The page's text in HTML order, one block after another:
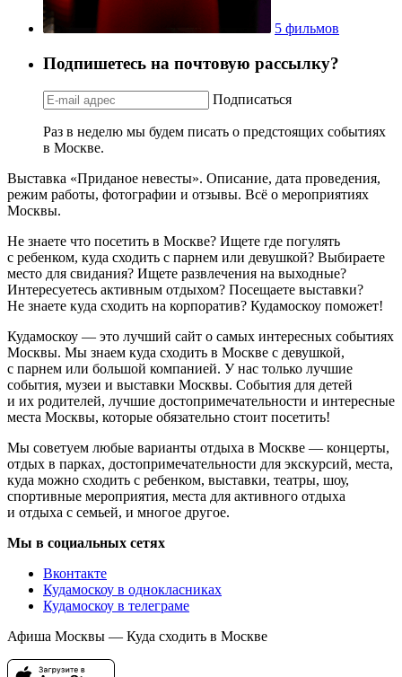
5 фильмов
Подпишетесь на почтовую рассылку?
Подписаться
Раз в неделю мы будем писать о предстоящих событиях
в Москве.
Выставка «Приданое невесты». Описание, дата проведения,
режим работы, фотографии и отзывы. Всё о мероприятиях
Москвы.
Не знаете что посетить в Москве? Ищете где погулять
с ребенком, куда сходить с парнем или девушкой? Выбираете
место для свидания? Ищете развлечения на выходные?
Интересуетесь активным отдыхом? Посещаете выставки?
Не знаете куда сходить на корпоратив? Кудамоскоу поможет!
Кудамоскоу — это лучший сайт о самых интересных событиях
Москвы. Мы знаем куда сходить в Москве с девушкой,
с парнем или большой компанией. У нас только лучшие
события, музеи и выставки Москвы. События для детей
и их родителей, лучшие достопримечательности и интересные
места Москвы, которые обязательно стоит посетить!
Мы советуем любые варианты отдыха в Москве — концерты,
отдых в парках, достопримечательности для экскурсий, места,
куда можно сходить с ребенком, выставки, театры, шоу,
спортивные мероприятия, места для активного отдыха
и отдыха с семьей, и многое другое.
Мы в социальных сетях
Вконтакте
Кудамоскоу в однокласниках
Кудамоскоу в телеграме
Афиша Москвы — Куда сходить в Москве